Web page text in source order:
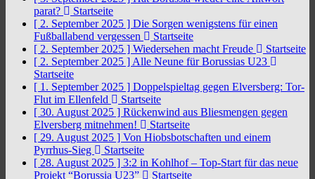
parat?
Startseite
[ 2. September 2025 ] Die Sorgen wenigstens für einen
Fußballabend vergessen
Startseite
[ 2. September 2025 ] Wiedersehen macht Freude
Startseite
[ 2. September 2025 ] Alle Neune für Borussias U23
Startseite
[ 1. September 2025 ] Doppelspieltag gegen Elversberg: Tor-
Flut im Ellenfeld
Startseite
[ 30. August 2025 ] Rückenwind aus Bliesmengen gegen
Elversberg mitnehmen!
Startseite
[ 29. August 2025 ] Von Hiobsbotschaften und einem
Pyrrhus-Sieg
Startseite
[ 28. August 2025 ] 3:2 in Kohlhof – Top-Start für das neue
Projekt “Borussia U23”
Startseite